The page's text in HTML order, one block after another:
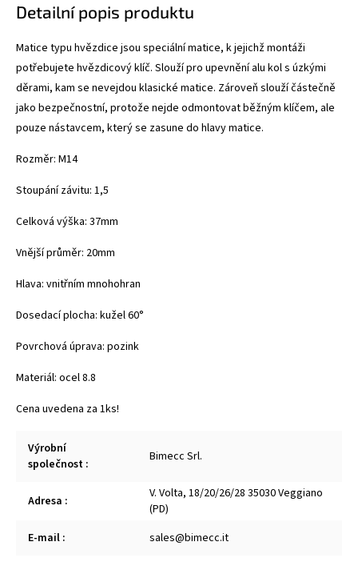
Detailní popis produktu
Matice typu hvězdice jsou speciální matice, k jejichž montáži
potřebujete hvězdicový klíč. Slouží pro upevnění alu kol s úzkými
děrami, kam se nevejdou klasické matice. Zároveň slouží částečně
jako bezpečnostní, protože nejde odmontovat běžným klíčem, ale
pouze nástavcem, který se zasune do hlavy matice.
Rozměr: M14
Stoupání závitu: 1,5
Celková výška: 37mm
Vnější průměr: 20mm
Hlava: vnitřním mnohohran
Dosedací plocha: kužel 60°
Povrchová úprava: pozink
Materiál: ocel 8.8
Cena uvedena za 1ks!
Výrobní
společnost : Bimecc Srl.
Adresa :
V. Volta, 18/20/26/28 35030 Veggiano
(PD)
E-mail : sales@bimecc.it